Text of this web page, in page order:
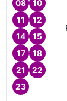
08
10
11
12
14
15
17
18
21
22
23